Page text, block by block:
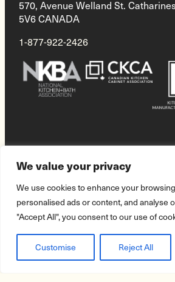
We value your privacy
We use cookies to enhance your
personalised ads or content, and analyse
"Accept All", you consent to our use of
Customise Reject All
570, Avenue Welland St.
5V6 CANADA
1-877-922-2426
Conditions d’utilisation
Politique de
Accessibilité
Déclaration sur le travail forcé et le
Cabico